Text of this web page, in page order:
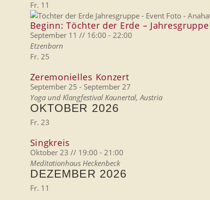
Fr. 11
Beginn: Töchter der Erde – Jahresgruppe
September 11 // 16:00 - 22:00
Etzenborn
Fr. 25
Zeremonielles Konzert
September 25 - September 27
Yoga und Klangfestival Kaunertal, Austria
OKTOBER 2026
Fr. 23
Singkreis
Oktober 23 // 19:00 - 21:00
Meditationhaus Heckenbeck
DEZEMBER 2026
Fr. 11